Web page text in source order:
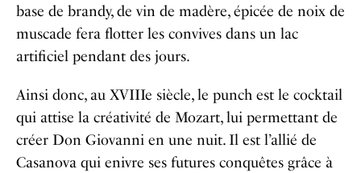
base de brandy, de vin de madère, épicée de noix de
muscade fera flotter les convives dans un lac
artificiel pendant des jours.
Ainsi donc, au XVIIIe siècle, le punch est le cocktail
qui attise la créativité de Mozart, lui permettant de
créer Don Giovanni en une nuit. Il est l’allié de
Casanova qui enivre ses futures conquêtes grâce à